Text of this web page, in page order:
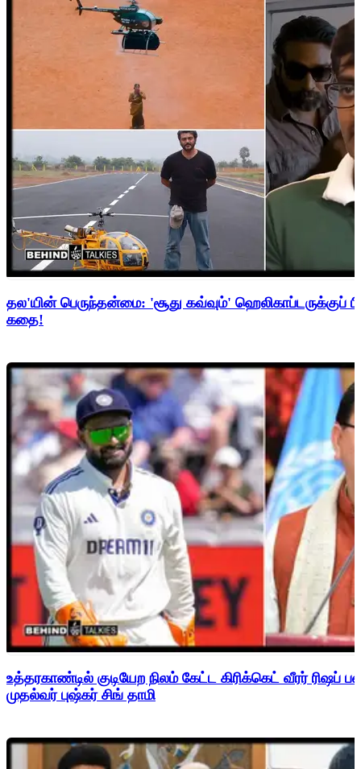
தல'யின் பெருந்தன்மை: 'சூது கவ்வும்' ஹெலிகாப்டருக்குப்
கதை!
உத்தரகாண்டில் குடியேற நிலம் கேட்ட கிரிக்கெட் வீரர்
முதல்வர் புஷ்கர் சிங் தாமி